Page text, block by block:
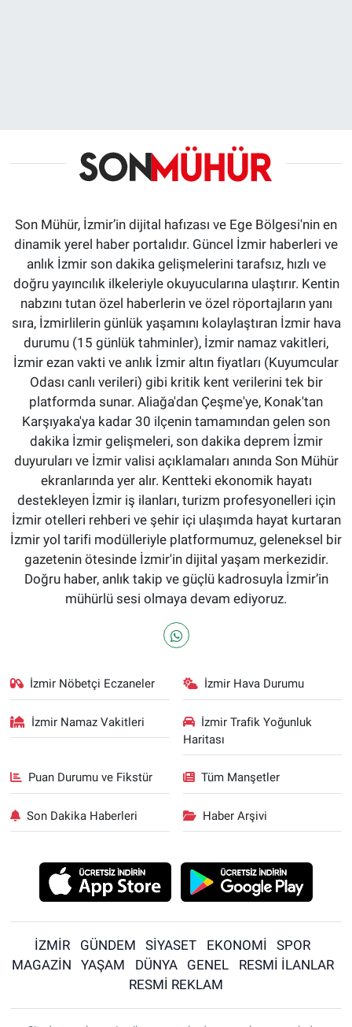
Son Mühür, İzmir’in dijital hafızası ve Ege Bölgesi'nin en
dinamik yerel haber portalıdır. Güncel İzmir haberleri ve
anlık İzmir son dakika gelişmelerini tarafsız, hızlı ve
doğru yayıncılık ilkeleriyle okuyucularına ulaştırır. Kentin
nabzını tutan özel haberlerin ve özel röportajların yanı
sıra, İzmirlilerin günlük yaşamını kolaylaştıran İzmir hava
durumu (15 günlük tahminler), İzmir namaz vakitleri,
İzmir ezan vakti ve anlık İzmir altın fiyatları (Kuyumcular
Odası canlı verileri) gibi kritik kent verilerini tek bir
platformda sunar. Aliağa'dan Çeşme'ye, Konak'tan
Karşıyaka'ya kadar 30 ilçenin tamamından gelen son
dakika İzmir gelişmeleri, son dakika deprem İzmir
duyuruları ve İzmir valisi açıklamaları anında Son Mühür
ekranlarında yer alır. Kentteki ekonomik hayatı
destekleyen İzmir iş ilanları, turizm profesyonelleri için
İzmir otelleri rehberi ve şehir içi ulaşımda hayat kurtaran
İzmir yol tarifi modülleriyle platformumuz, geleneksel bir
gazetenin ötesinde İzmir'in dijital yaşam merkezidir.
Doğru haber, anlık takip ve güçlü kadrosuyla İzmir’in
mühürlü sesi olmaya devam ediyoruz.
İzmir Nöbetçi Eczaneler İzmir Hava Durumu
İzmir Namaz Vakitleri
İzmir Trafik Yoğunluk
Haritası
Puan Durumu ve Fikstür Tüm Manşetler
Son Dakika Haberleri Haber Arşivi
İZMİR GÜNDEM SİYASET EKONOMİ
SPOR
MAGAZİN
YAŞAM DÜNYA GENEL
RESMİ İLANLAR
RESMİ REKLAM